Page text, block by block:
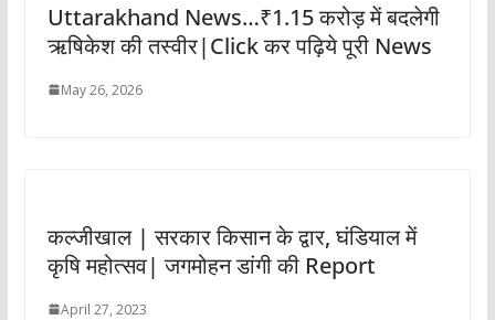
Uttarakhand News…₹1.15 करोड़ में बदलेगी
ऋषिकेश की तस्वीर|Click कर पढ़िये पूरी News
May 26, 2026
कल्जीखाल | सरकार किसान के द्वार, घंडियाल में
कृषि महोत्सव| जगमोहन डांगी की Report
April 27, 2023